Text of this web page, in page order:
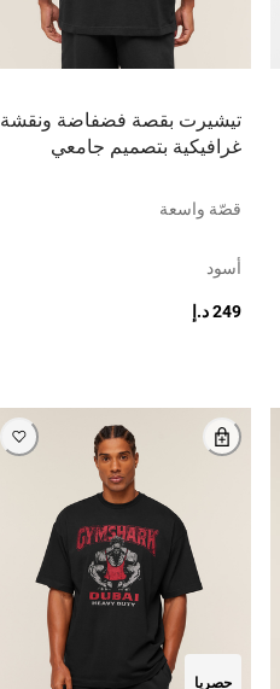
تيشيرت بقصة فضفاضة ونقشة
غرافيكية بتصميم جامعي
قصّة واسعة
أسود
249 د.إ
حصريا